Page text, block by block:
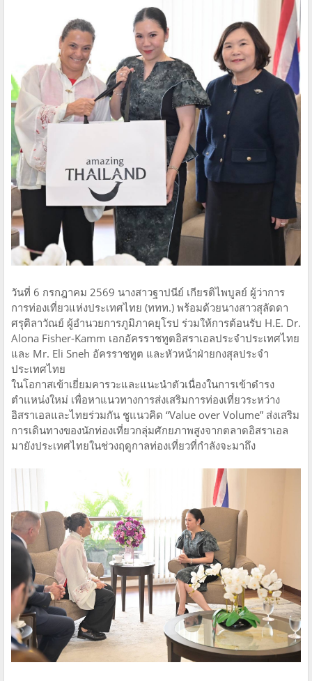
วันที่ 6 กรกฎาคม 2569 นางสาวฐาปนีย์ เกียรติไพบูลย์ ผู้ว่าการ
การท่องเที่ยวแห่งประเทศไทย (ททท.) พร้อมด้วยนางสาวสุลัดดา
ศรุติลาวัณย์ ผู้อำนวยการภูมิภาคยุโรป ร่วมให้การต้อนรับ H.E. Dr.
Alona Fisher-Kamm เอกอัครราชทูตอิสราเอลประจำประเทศไทย
และ Mr. Eli Sneh อัครราชทูต และหัวหน้าฝ่ายกงสุลประจำ
ประเทศไทย
ในโอกาสเข้าเยี่ยมคารวะและแนะนำตัวเนื่องในการเข้าดำรง
ตำแหน่งใหม่ เพื่อหาแนวทางการส่งเสริมการท่องเที่ยวระหว่าง
อิสราเอลและไทยร่วมกัน ชูแนวคิด “Value over Volume” ส่งเสริม
การเดินทางของนักท่องเที่ยวกลุ่มศักยภาพสูงจากตลาดอิสราเอล
มายังประเทศไทยในช่วงฤดูกาลท่องเที่ยวที่กำลังจะมาถึง